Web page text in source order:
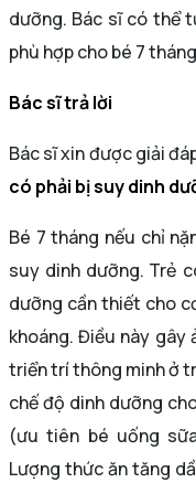
dưỡng. Bác sĩ có thể
phù hợp cho bé 7
Bác sĩ trả lời
Bác sĩ xin được giải
có phải bị suy dinh
Bé 7 tháng nếu chỉ
suy dinh dưỡng. Trẻ
dưỡng cần thiết cho
khoáng. Điều này gây
triển trí thông minh ở
chế độ dinh dưỡng
(ưu tiên bé uống
Lượng thức ăn tăng